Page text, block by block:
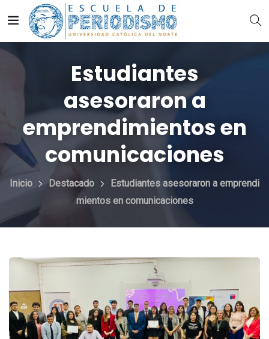
Estudiantes
asesoraron a
emprendimientos en
comunicaciones
Inicio Destacado
Estudiantes asesoraron a emprendi
mientos en comunicaciones